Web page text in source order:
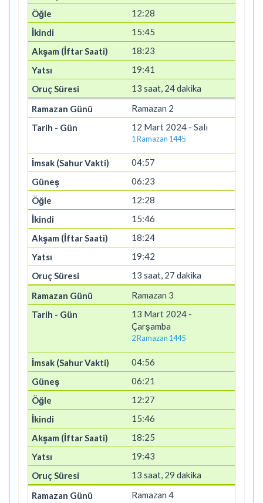
12:28
15:45
18:23
19:41
13 saat, 24 dakika
Ramazan 2
12 Mart 2024 - Salı
1 Ramazan 1445
04:57
06:23
12:28
15:46
18:24
19:42
13 saat, 27 dakika
Ramazan 3
13 Mart 2024 -
Çarşamba
2 Ramazan 1445
04:56
06:21
12:27
15:46
18:25
19:43
13 saat, 29 dakika
Ramazan 4